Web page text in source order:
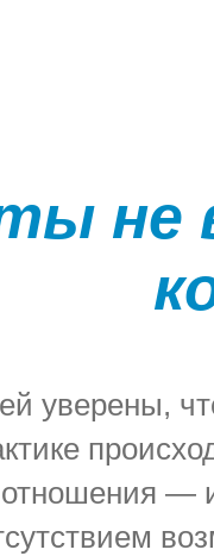
не
уверены,
—